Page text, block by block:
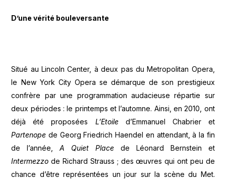
D’une vérité bouleversante
Situé au Lincoln Center, à deux pas du Metropolitan Opera,
le New York City Opera se démarque de son prestigieux
confrère par une programmation audacieuse répartie sur
deux périodes : le printemps et l’automne. Ainsi, en 2010, ont
déjà été proposées L’Etoiled’Emmanuel Chabrier et
Partenope de Georg Friedrich Haendel en attendant, à la fin
de l’année,A Quiet Place de Léonard Bernstein et
Intermezzode Richard Strauss ; des œuvres qui ont peu de
chance d’être représentées un jour sur la scène du Met.